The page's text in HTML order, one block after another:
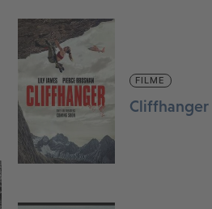
FILME
Cliffhanger